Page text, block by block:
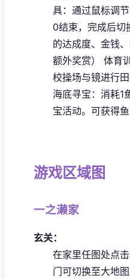
具：通过鼠标调
0结束，完成后切
的达成度、金钱
额外奖赏）
体育
校操场与镜进行
海底寻宝：消耗1
宝活动。可获得鱼
游戏区域图
一之濑家
玄关：
在家里任图处点
门可切换至大地图